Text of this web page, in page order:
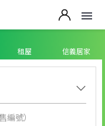
租屋 信義居家